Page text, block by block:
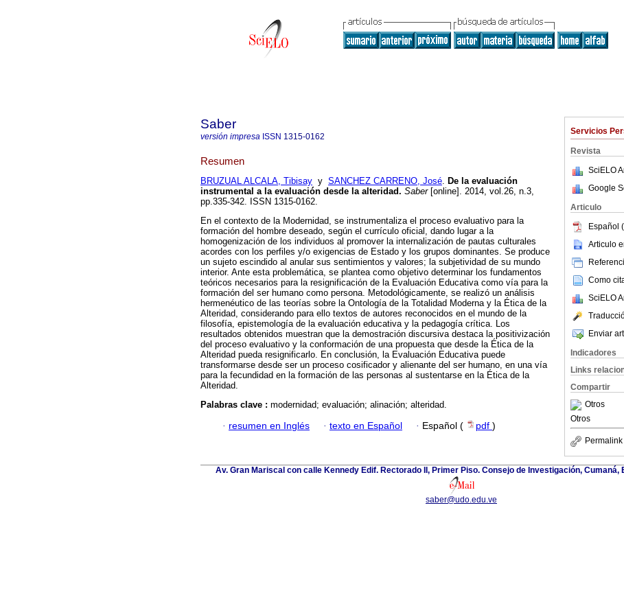
Servicios
Revista
SciELO
Google
Articulo
Español
Articulo
Como
SciELO
Enviar
Indicadores
Links
Compartir
Otros
Otros
Permalink
Saber
versión impresa ISSN 1315-0162
Resumen
BRUZUAL ALCALA, Tibisay y SANCHEZ CARRENO, José. De la evaluación
instrumental a la evaluación desde la alteridad. Saber[online]. 2014, vol.26, n.3,
pp.335-342. ISSN 1315-0162.
En el contexto de la Modernidad, se instrumentaliza el proceso evaluativo para la
formación del hombre deseado, según el currículo oficial, dando lugar a la
homogenización de los individuos al promover la internalización de pautas culturales
acordes con los perfiles y/o exigencias de Estado y los grupos dominantes. Se produce
un sujeto escindido al anular sus sentimientos y valores; la subjetividad de su mundo
interior. Ante esta problemática, se plantea como objetivo determinar los fundamentos
teóricos necesarios para la resignificación de la Evaluación Educativa como vía para la
formación del ser humano como persona. Metodológicamente, se realizó un análisis
hermenéutico de las teorías sobre la Ontología de la Totalidad Moderna y la Ética de la
Alteridad, considerando para ello textos de autores reconocidos en el mundo de la
filosofía, epistemología de la evaluación educativa y la pedagogía crítica. Los
resultados obtenidos muestran que la demostración discursiva destaca la positivización
del proceso evaluativo y la conformación de una propuesta que desde la Ética de la
Alteridad pueda resignificarlo. En conclusión, la Evaluación Educativa puede
transformarse desde ser un proceso cosificador y alienante del ser humano, en una vía
para la fecundidad en la formación de las personas al sustentarse en la Ética de la
Alteridad.
Palabras clave : modernidad; evaluación; alinación; alteridad.
· resumen en Inglés · texto en Español · Español ( pdf )
Av. Gran Mariscal con calle Kennedy Edif. Rectorado II, Primer Piso. Consejo de Investigación, Cumaná,
saber@udo.edu.ve